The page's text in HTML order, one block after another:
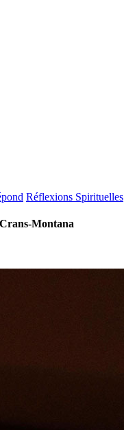
Réflexions Spirituelles
Crans-Montana